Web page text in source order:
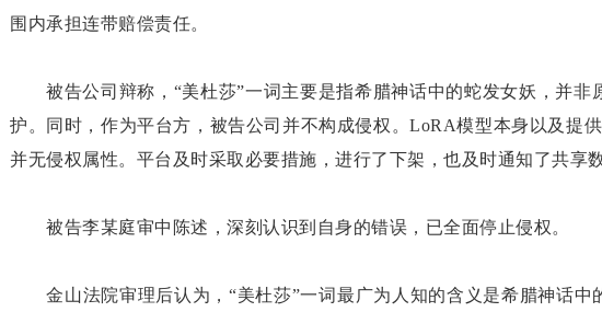
围内承担连带赔偿责任。
被告公司辩称，“美杜莎”一词主要是指希腊神话中的蛇发女妖，并
护。同时，作为平台方，被告公司并不构成侵权。LoRA模型本身以及提
并无侵权属性。平台及时采取必要措施，进行了下架，也及时通知了共享
被告李某庭审中陈述，深刻认识到自身的错误，已全面停止侵权。
金山法院审理后认为，“美杜莎”一词最广为人知的含义是希腊神话